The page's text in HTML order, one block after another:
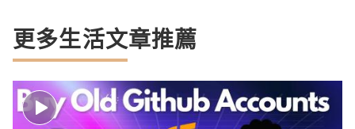
更多生活文章推薦